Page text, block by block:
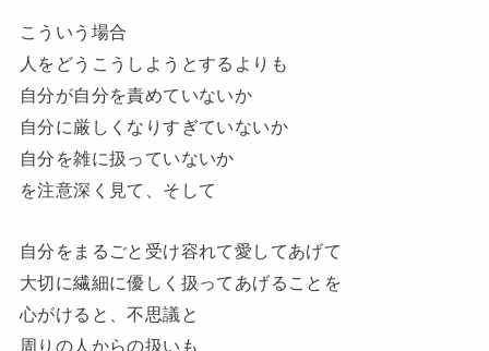
こういう場合
人をどうこうしようとするよりも
自分が自分を責めていないか
自分に厳しくなりすぎていないか
自分を雑に扱っていないか
を注意深く見て、そして
自分をまるごと受け容れて愛してあげて
大切に繊細に優しく扱ってあげることを
心がけると、不思議と
周りの人からの扱いも